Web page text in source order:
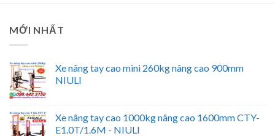
MỚI NHẤT
Xe nâng tay cao mini 260kg nâng cao 900mm
NIULI
Xe nâng tay cao 1000kg nâng cao 1600mm CTY-
E1.0T/1.6M - NIULI